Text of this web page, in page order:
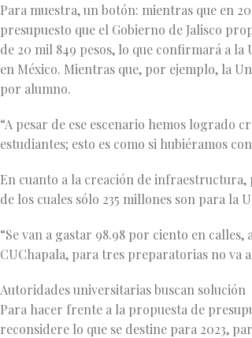
Para muestra, un botón: mientras que en
presupuesto que el Gobierno de Jalisco
de 20 mil 849 pesos, lo que confirmará a
en México. Mientras que, por ejemplo, la
por alumno.
“A pesar de ese escenario hemos logrado
estudiantes; esto es como si hubiéramos
En cuanto a la creación de infraestructura,
de los cuales sólo 235 millones son para la
“Se van a gastar 98.98 por ciento en
CUChapala, para tres preparatorias no va
Autoridades universitarias buscan solución
Para hacer frente a la propuesta de
reconsidere lo que se destine para 2023,